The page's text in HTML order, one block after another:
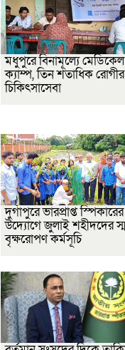
মধুপুরে বিনামূল্যে মেডিকেল
ক্যাম্প, তিন শতাধিক রোগীর
চিকিৎসাসেবা
দুর্গাপুরে ভারপ্রাপ্ত স্পিকারের
উদ্যোগে জুলাই শহীদদের
বৃক্ষরোপণ কর্মসূচি